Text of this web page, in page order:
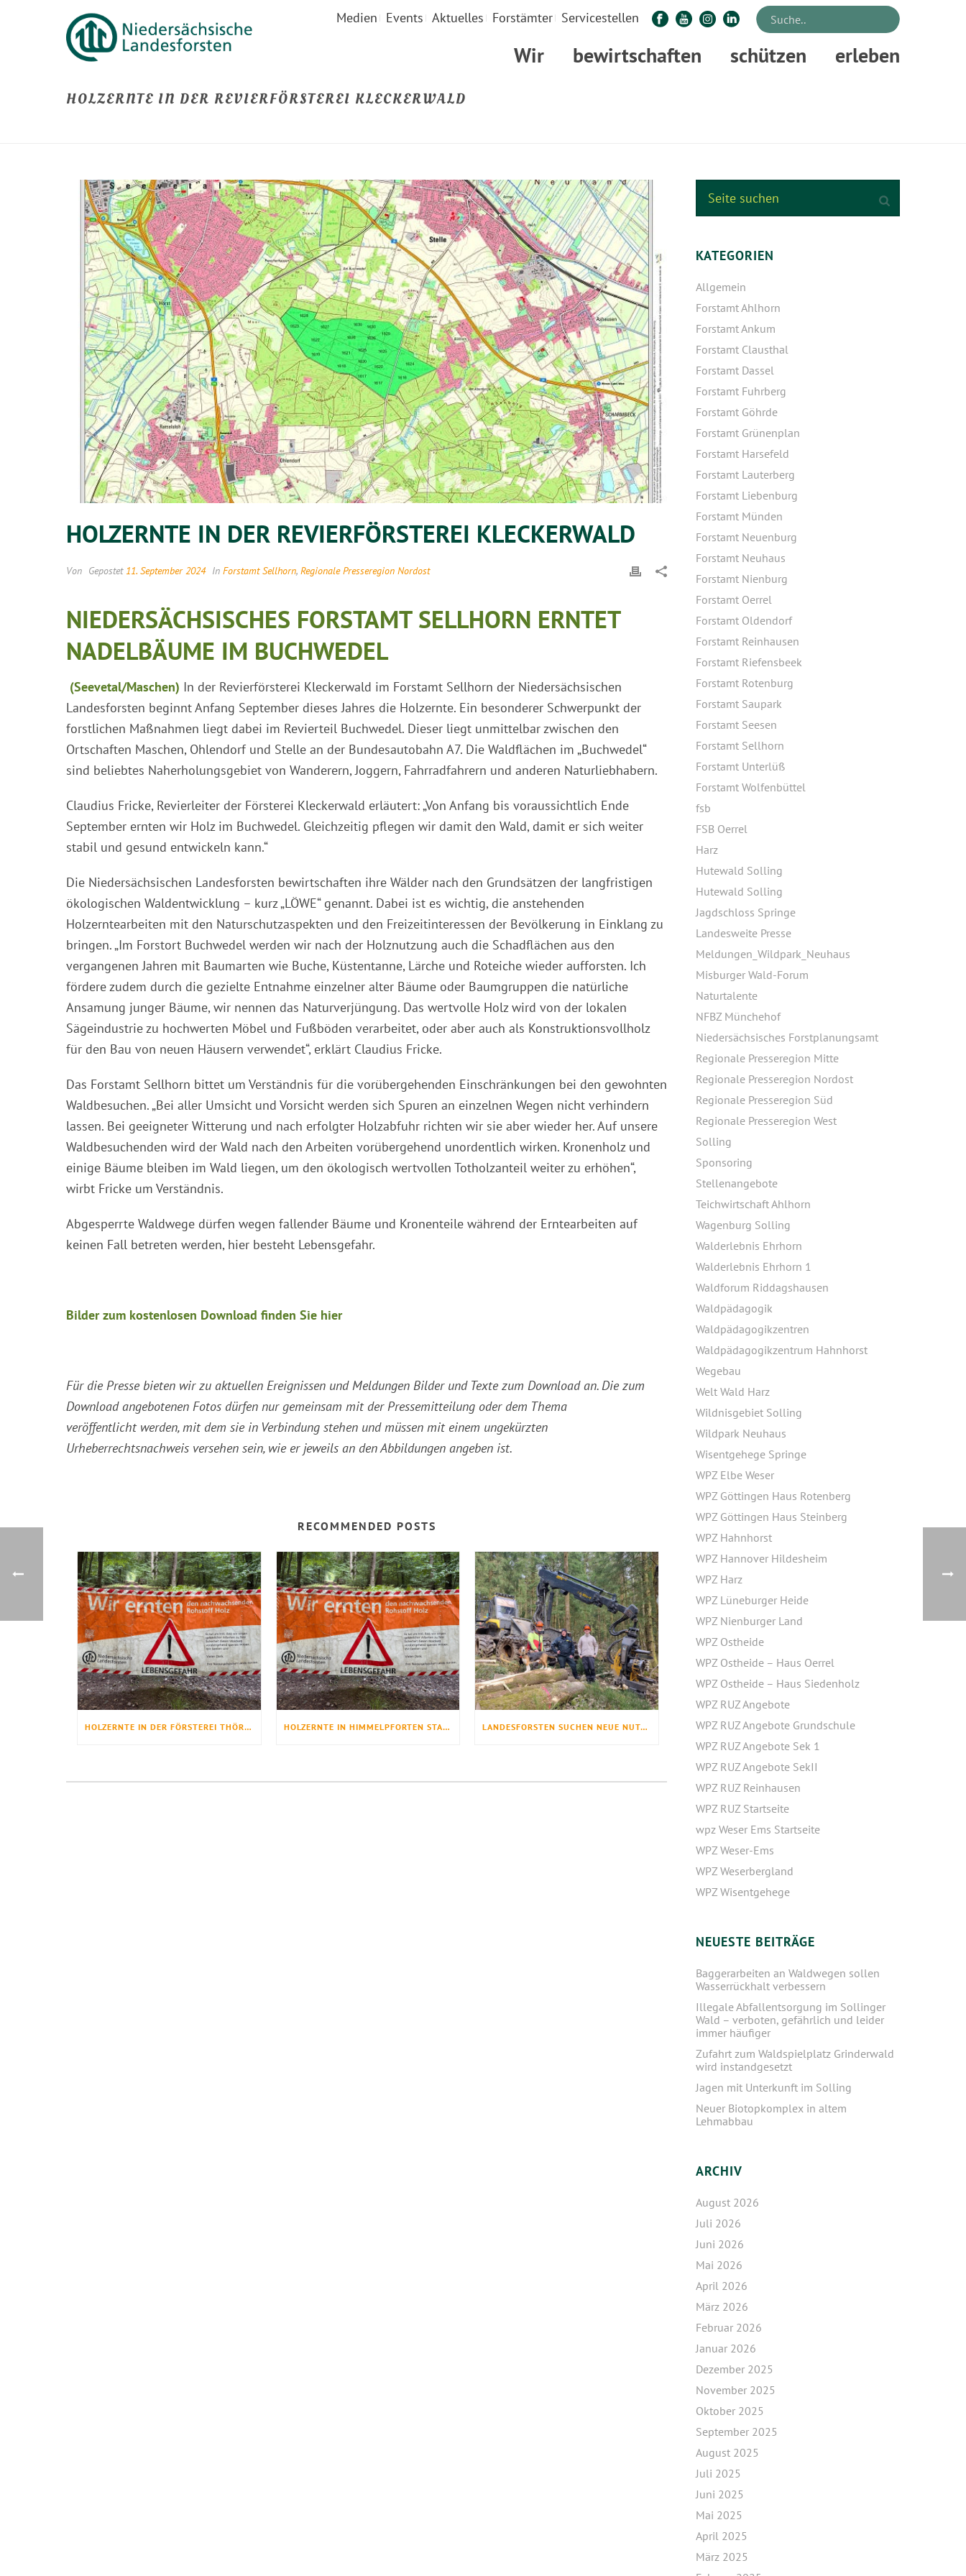
Medien Events Aktuelles Forstämter Servicestellen
Wir bewirtschaften schützen erleben
HOLZERNTE IN DER REVIERFÖRSTEREI KLECKERWALD
HOLZERNTE IN DER REVIERFÖRSTEREI KLECKERWALD
Von Gepostet 11. September 2024 In Forstamt Sellhorn, Regionale Presseregion Nordost
NIEDERSÄCHSISCHES FORSTAMT SELLHORN ERNTET
NADELBÄUME IM BUCHWEDEL
(Seevetal/Maschen) In der Revierförsterei Kleckerwald im Forstamt Sellhorn der Niedersächsischen
Landesforsten beginnt Anfang September dieses Jahres die Holzernte. Ein besonderer Schwerpunkt der
forstlichen Maßnahmen liegt dabei im Revierteil Buchwedel. Dieser liegt unmittelbar zwischen den
Ortschaften Maschen, Ohlendorf und Stelle an der Bundesautobahn A7. Die Waldflächen im „Buchwedel“
sind beliebtes Naherholungsgebiet von Wanderern, Joggern, Fahrradfahrern und anderen Naturliebhabern.
Claudius Fricke, Revierleiter der Försterei Kleckerwald erläutert: „Von Anfang bis voraussichtlich Ende
September ernten wir Holz im Buchwedel. Gleichzeitig pflegen wir damit den Wald, damit er sich weiter
stabil und gesund entwickeln kann.“
Die Niedersächsischen Landesforsten bewirtschaften ihre Wälder nach den Grundsätzen der langfristigen
ökologischen Waldentwicklung – kurz „LÖWE“ genannt. Dabei ist es wichtig, die anstehenden
Holzerntearbeiten mit den Naturschutzaspekten und den Freizeitinteressen der Bevölkerung in Einklang zu
bringen. „Im Forstort Buchwedel werden wir nach der Holznutzung auch die Schadflächen aus den
vergangenen Jahren mit Baumarten wie Buche, Küstentanne, Lärche und Roteiche wieder aufforsten. Ich
fördere zudem durch die gezielte Entnahme einzelner alter Bäume oder Baumgruppen die natürliche
Ansamung junger Bäume, wir nennen das Naturverjüngung. Das wertvolle Holz wird von der lokalen
Sägeindustrie zu hochwerten Möbel und Fußböden verarbeitet, oder aber auch als Konstruktionsvollholz
für den Bau von neuen Häusern verwendet“, erklärt Claudius Fricke.
Das Forstamt Sellhorn bittet um Verständnis für die vorübergehenden Einschränkungen bei den gewohnten
Waldbesuchen. „Bei aller Umsicht und Vorsicht werden sich Spuren an einzelnen Wegen nicht verhindern
lassen. Bei geeigneter Witterung und nach erfolgter Holzabfuhr richten wir sie aber wieder her. Auf unsere
Waldbesuchenden wird der Wald nach den Arbeiten vorübergehend unordentlich wirken. Kronenholz und
einige Bäume bleiben im Wald liegen, um den ökologisch wertvollen Totholzanteil weiter zu erhöhen“,
wirbt Fricke um Verständnis.
Abgesperrte Waldwege dürfen wegen fallender Bäume und Kronenteile während der Erntearbeiten auf
keinen Fall betreten werden, hier besteht Lebensgefahr.
Bilder zum kostenlosen Download finden Sie hier
Für die Presse bieten wir zu aktuellen Ereignissen und Meldungen Bilder und Texte zum Download an. Die zum
Download angebotenen Fotos dürfen nur gemeinsam mit der Pressemitteilung oder dem Thema
veröffentlicht werden, mit dem sie in Verbindung stehen und müssen mit einem ungekürzten
Urheberrechtsnachweis versehen sein, wie er jeweils an den Abbildungen angeben ist.
RECOMMENDED POSTS
HOLZERNTE IN DER FÖRSTEREI THÖRENWALD BEGINNT ENDE JULI HOLZERNTE IN HIMMELPFORTEN STARTET ANFANG JUNI LANDESFORSTEN SUCHEN NEUE NUTZHÖLZER – WAS KANN DER BAUM DES JAHRES?
KATEGORIEN
Allgemein
Forstamt Ahlhorn
Forstamt Ankum
Forstamt Clausthal
Forstamt Dassel
Forstamt Fuhrberg
Forstamt Göhrde
Forstamt Grünenplan
Forstamt Harsefeld
Forstamt Lauterberg
Forstamt Liebenburg
Forstamt Münden
Forstamt Neuenburg
Forstamt Neuhaus
Forstamt Nienburg
Forstamt Oerrel
Forstamt Oldendorf
Forstamt Reinhausen
Forstamt Riefensbeek
Forstamt Rotenburg
Forstamt Saupark
Forstamt Seesen
Forstamt Sellhorn
Forstamt Unterlüß
Forstamt Wolfenbüttel
fsb
FSB Oerrel
Harz
Hutewald Solling
Hutewald Solling
Jagdschloss Springe
Landesweite Presse
Meldungen_Wildpark_Neuhaus
Misburger Wald-Forum
Naturtalente
NFBZ Münchehof
Niedersächsisches Forstplanungsamt
Regionale Presseregion Mitte
Regionale Presseregion Nordost
Regionale Presseregion Süd
Regionale Presseregion West
Solling
Sponsoring
Stellenangebote
Teichwirtschaft Ahlhorn
Wagenburg Solling
Walderlebnis Ehrhorn
Walderlebnis Ehrhorn 1
Waldforum Riddagshausen
Waldpädagogik
Waldpädagogikzentren
Waldpädagogikzentrum Hahnhorst
Wegebau
Welt Wald Harz
Wildnisgebiet Solling
Wildpark Neuhaus
Wisentgehege Springe
WPZ Elbe Weser
WPZ Göttingen Haus Rotenberg
WPZ Göttingen Haus Steinberg
WPZ Hahnhorst
WPZ Hannover Hildesheim
WPZ Harz
WPZ Lüneburger Heide
WPZ Nienburger Land
WPZ Ostheide
WPZ Ostheide – Haus Oerrel
WPZ Ostheide – Haus Siedenholz
WPZ RUZ Angebote
WPZ RUZ Angebote Grundschule
WPZ RUZ Angebote Sek 1
WPZ RUZ Angebote SekII
WPZ RUZ Reinhausen
WPZ RUZ Startseite
wpz Weser Ems Startseite
WPZ Weser-Ems
WPZ Weserbergland
WPZ Wisentgehege
NEUESTE BEITRÄGE
Baggerarbeiten an Waldwegen sollen
Wasserrückhalt verbessern
Illegale Abfallentsorgung im Sollinger
Wald – verboten, gefährlich und leider
immer häufiger
Zufahrt zum Waldspielplatz Grinderwald
wird instandgesetzt
Jagen mit Unterkunft im Solling
Neuer Biotopkomplex in altem
Lehmabbau
ARCHIV
August 2026
Juli 2026
Juni 2026
Mai 2026
April 2026
März 2026
Februar 2026
Januar 2026
Dezember 2025
November 2025
Oktober 2025
September 2025
August 2025
Juli 2025
Juni 2025
Mai 2025
April 2025
März 2025